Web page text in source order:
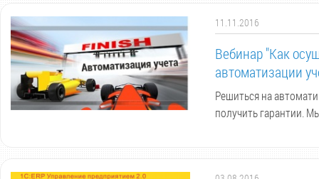
11.11.2016
Вебинар "Как
автоматизации
Решиться на
получить гарантии.